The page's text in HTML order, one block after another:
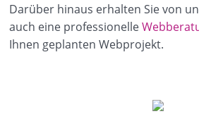
Darüber hinaus erhalten Sie von
auch eine professionelle
Ihnen geplanten Webprojekt.